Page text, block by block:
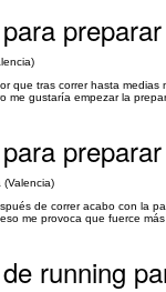
que tras correr hasta
gustaría empezar la
(Valencia)
de correr acabo con la
me provoca que fuerce
running